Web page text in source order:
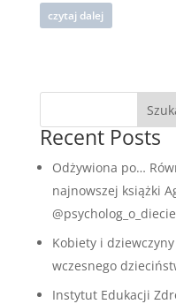
czytaj dalej
Recent Posts
Odżywiona po…
najnowszej książki
@psycholog_o_diecie
Kobiety i
wczesnego
Instytut Edukacji